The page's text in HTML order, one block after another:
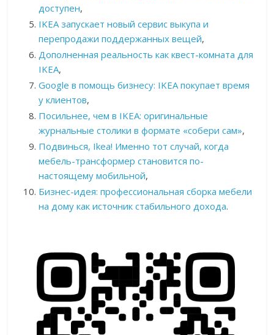
доступен,
IKEA запускает новый сервис выкупа и
перепродажи поддержанных вещей,
Дополненная реальность как квест-комната для
IKEA,
Google в помощь бизнесу: IKEA покупает время
у клиентов,
Посильнее, чем в IKEA: оригинальные
журнальные столики в формате «собери сам»,
Подвинься, Ikea! Именно тот случай, когда
мебель-трансформер становится по-
настоящему мобильной,
Бизнес-идея: профессиональная сборка мебели
на дому как источник стабильного дохода.